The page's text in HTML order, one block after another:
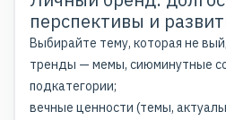
перспективы и
Выбирайте тему, которая не
тренды — мемы, сиюминутные
подкатегории;
вечные ценности (темы,